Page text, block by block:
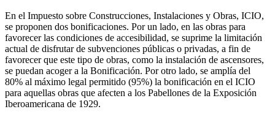
En el Impuesto sobre Construcciones, Instalaciones y Obras, ICIO,
se proponen dos bonificaciones. Por un lado, en las obras para
favorecer las condiciones de accesibilidad, se suprime la limitación
actual de disfrutar de subvenciones públicas o privadas, a fin de
favorecer que este tipo de obras, como la instalación de ascensores,
se puedan acoger a la Bonificación. Por otro lado, se amplía del
80% al máximo legal permitido (95%) la bonificación en el ICIO
para aquellas obras que afecten a los Pabellones de la Exposición
Iberoamericana de 1929.